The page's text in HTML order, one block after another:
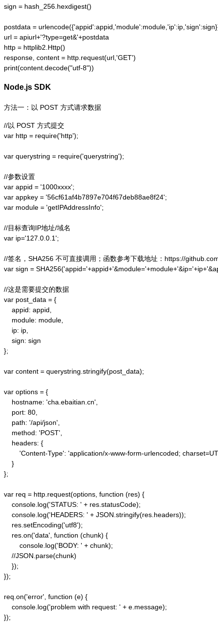
sign = hash_256.hexdigest()
postdata =
url = apiurl+'?type=get&'+postdata
http = httplib2.Http()
response, content = http.request(url,'GET')
print(content.decode("utf-8"))
Node.js SDK
方法一：以 POST 方式请求数据
//以 POST 方式提交
var http = require('http');
var querystring = require('querystring');
//参数设置
var appid = '1000xxxx';
var appkey = '56cf61af4b7897e704f67deb88ae8f24';
var module = 'getIPAddressInfo';
//目标查询IP地址/域名
var ip='127.0.0.1';
//签名，SHA256 不可直接调用；函数参考下载地址：https://
var sign =
//这是需要提交的数据
var post_data = {
    appid: appid,
    module: module,
    ip: ip,
    sign: sign
};
var content = querystring.stringify(post_data);
var options = {
    hostname: 'cha.ebaitian.cn',
    port: 80,
    path: '/api/json',
    method: 'POST',
    headers: {
'Content-Type': 'application/x-www-form-urlencoded;
    }
};
var req = http.request(options, function (res) {
    console.log('STATUS: ' + res.statusCode);
    console.log('HEADERS: ' + JSON.stringify(res.headers));
    res.setEncoding('utf8');
    res.on('data', function (chunk) {
        console.log('BODY: ' + chunk);
    //JSON.parse(chunk)
    });
});
req.on('error', function (e) {
    console.log('problem with request: ' + e.message);
});